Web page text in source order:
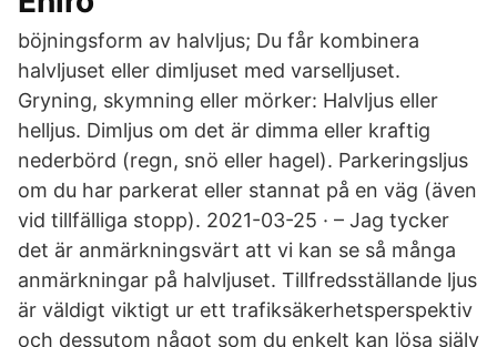
böjningsform av halvljus; Du får kombinera
halvljuset eller dimljuset med varselljuset.
Gryning, skymning eller mörker: Halvljus eller
helljus. Dimljus om det är dimma eller kraftig
nederbörd (regn, snö eller hagel). Parkeringsljus
om du har parkerat eller stannat på en väg (även
vid tillfälliga stopp). 2021-03-25 · – Jag tycker
det är anmärkningsvärt att vi kan se så många
anmärkningar på halvljuset. Tillfredsställande ljus
är väldigt viktigt ur ett trafiksäkerhetsperspektiv
och dessutom något som du enkelt kan lösa själv